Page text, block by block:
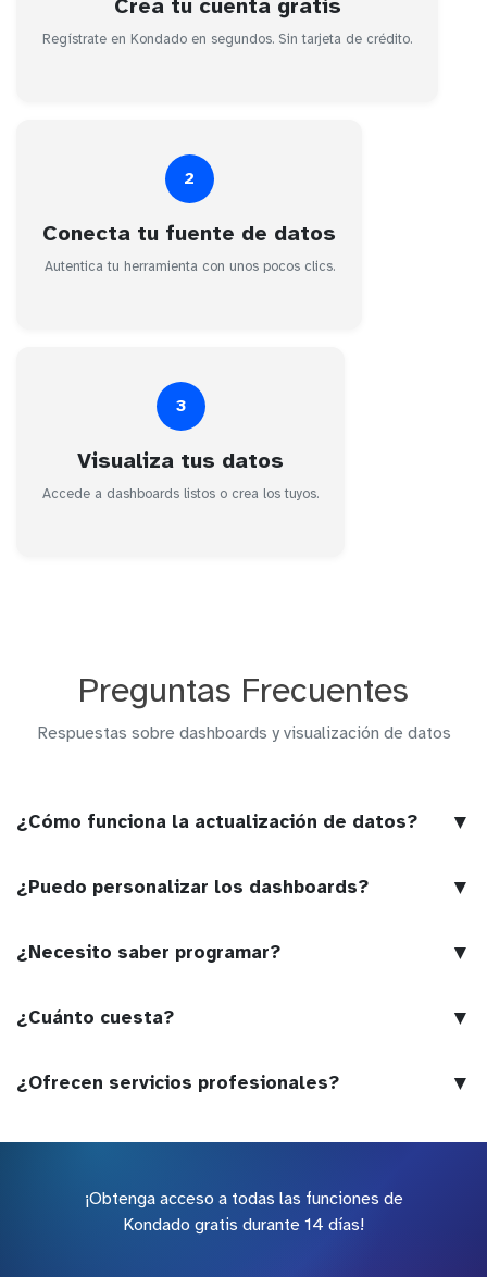
Crea tu cuenta gratis
Regístrate en Kondado en segundos. Sin tarjeta de crédito.
2
Conecta tu fuente de datos
Autentica tu herramienta con unos pocos clics.
3
Visualiza tus datos
Accede a dashboards listos o crea los tuyos.
Preguntas Frecuentes
Respuestas sobre dashboards y visualización de datos
¿Cómo funciona la actualización de datos? ▼
¿Puedo personalizar los dashboards? ▼
¿Necesito saber programar? ▼
¿Cuánto cuesta? ▼
¿Ofrecen servicios profesionales? ▼
¡Obtenga acceso a todas las funciones de
Kondado gratis durante 14 días!